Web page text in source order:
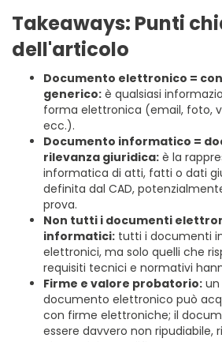
Takeaways: Punti
dell'articolo
Documento elettronico =
generico: è qualsiasi
forma elettronica (email, foto,
ecc.).
Documento informatico =
rilevanza giuridica: è la
informatica di atti, fatti o dati
definita dal CAD,
prova.
Non tutti i documenti
informatici: tutti i documenti
elettronici, ma solo quelli che
requisiti tecnici e normativi
Firme e valore probatorio:
documento elettronico può
con firme elettroniche; il
essere davvero non ripudiabile,